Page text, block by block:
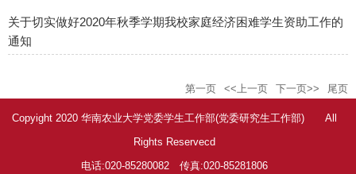
关于切实做好2020年秋季学期我校家庭经济困难学生资助工作的
通知
第一页 <<上一页 下一页>> 尾页
Copyight 2020 华南农业大学党委学生工作部(党委研究生工作部) All
Rights Reservecd
电话:020-85280082 传真:020-85281806